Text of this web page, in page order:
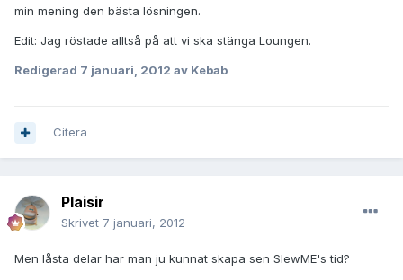
min mening den bästa lösningen.
Edit: Jag röstade alltså på att vi ska stänga Loungen.
Redigerad 7 januari, 2012 av Kebab
Citera
Plaisir
Skrivet 7 januari, 2012
Men låsta delar har man ju kunnat skapa sen SlewME's tid?